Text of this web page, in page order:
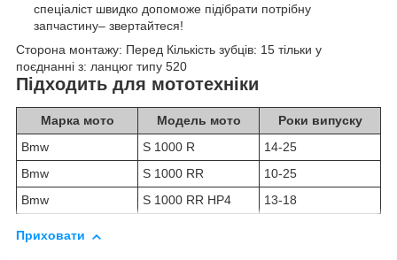
спеціаліст швидко допоможе підібрати потрібну
запчастину– звертайтеся!
Сторона монтажу: Перед Кількість зубців: 15 тільки у
поєднанні з: ланцюг типу 520
Підходить для мототехніки
Марка мото Модель мото
Роки випуску
Bmw
S 1000 R
14-25
Bmw
S 1000 RR
10-25
Bmw
S 1000 RR HP4 13-18
Приховати